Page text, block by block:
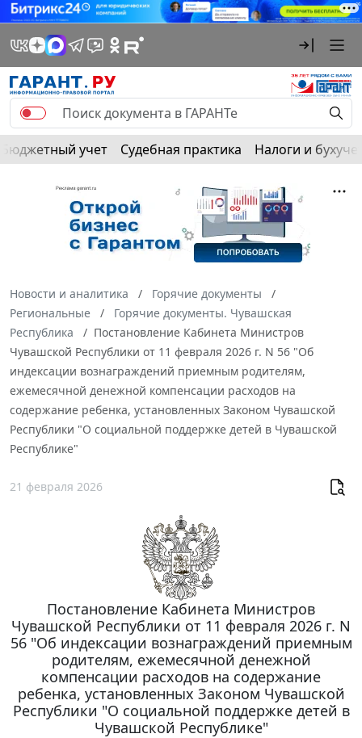
Бюджетный учет Судебная практика Налоги и
Новости и аналитика
Горячие документы
Региональные
Горячие документы. Чувашская
Республика
Постановление Кабинета Министров
Чувашской Республики от 11 февраля 2026 г. N 56 "Об
индексации вознаграждений приемным родителям,
ежемесячной денежной компенсации расходов на
содержание ребенка, установленных Законом Чувашской
Республики "О социальной поддержке детей в Чувашской
Республике"
21 февраля 2026
Постановление Кабинета Министров
Чувашской Республики от 11 февраля 2026 г. N
56 "Об индексации вознаграждений приемным
родителям, ежемесячной денежной
компенсации расходов на содержание
ребенка, установленных Законом Чувашской
Республики "О социальной поддержке детей в
Чувашской Республике"